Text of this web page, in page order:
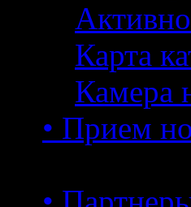
Карта
Камера
• Прием